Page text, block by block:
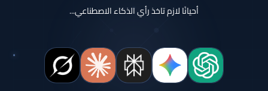
أحيانًا لازم تاخذ رأي الذكاء الاصطناعي...